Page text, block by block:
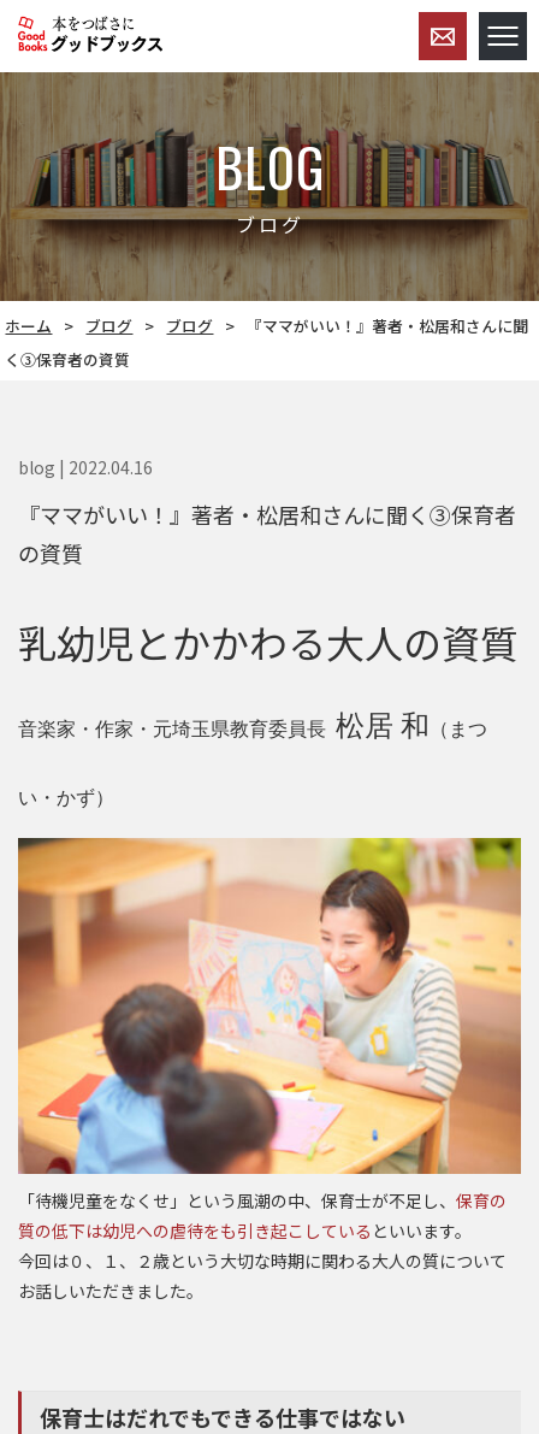
BLOG
ブログ
ホーム ブログ ブログ
『ママがいい！』著者・松居和さんに聞
く③保育者の資質
blog | 2022.04.16
『ママがいい！』著者・松居和さんに聞く③保育者
の資質
乳幼児とかかわる大人の資質
音楽家・作家・元埼玉県教育委員長 松居 和 （まつ
い・かず）
「待機児童をなくせ」という風潮の中、保育士が不足し、 保育の
質の低下は幼児への虐待をも引き起こしている といいます。
今回は０、１、２歳という大切な時期に関わる大人の質について
お話しいただきました。
保育士はだれでもできる仕事ではない